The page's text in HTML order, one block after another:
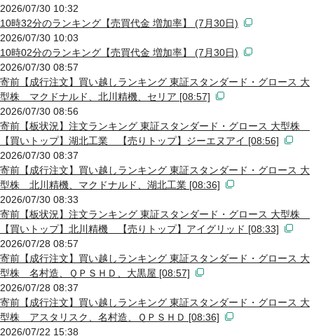
2026/07/30 10:32
10時32分のランキング【売買代金 増加率】 (7月30日)
2026/07/30 10:03
10時02分のランキング【売買代金 増加率】 (7月30日)
2026/07/30 08:57
寄前【成行注文】買い越しランキング 東証スタンダード・グロース 大
型株 マクドナルド、北川精機、セリア [08:57]
2026/07/30 08:56
寄前【板状況】注文ランキング 東証スタンダード・グロース 大型株
【買いトップ】湖北工業 【売りトップ】ジーエヌアイ [08:56]
2026/07/30 08:37
寄前【成行注文】買い越しランキング 東証スタンダード・グロース 大
型株 北川精機、マクドナルド、湖北工業 [08:36]
2026/07/30 08:33
寄前【板状況】注文ランキング 東証スタンダード・グロース 大型株
【買いトップ】北川精機 【売りトップ】アイグリッド [08:33]
2026/07/28 08:57
寄前【成行注文】買い越しランキング 東証スタンダード・グロース 大
型株 名村造、ＱＰＳＨＤ、大黒屋 [08:57]
2026/07/28 08:37
寄前【成行注文】買い越しランキング 東証スタンダード・グロース 大
型株 アスタリスク、名村造、ＱＰＳＨＤ [08:36]
2026/07/22 15:38